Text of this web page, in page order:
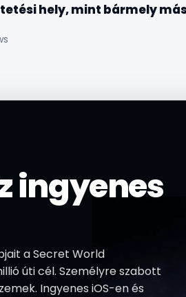
hely, mint bármely
ingyenes
a Secret World
úti cél. Személyre szabott
Ingyenes iOS-en és